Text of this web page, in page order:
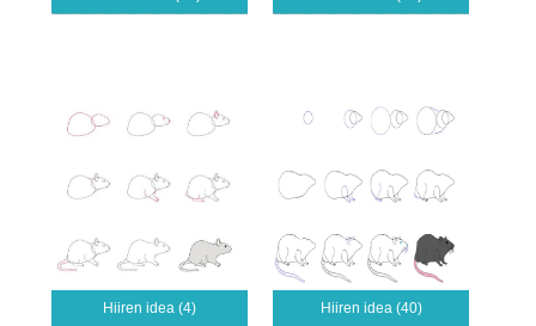
Hiiren idea (4) Hiiren idea (40)